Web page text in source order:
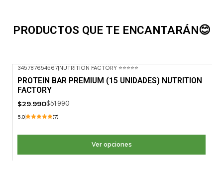
PRODUCTOS QUE TE ENCANTARÁN😊
345787654567|NUTRITION FACTORY ⭐⭐⭐⭐⭐
PROTEIN BAR PREMIUM (15 UNIDADES) NUTRITION
FACTORY
$29.990$51.990
5.0 (7)
Ver opciones